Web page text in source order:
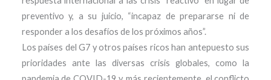
preventivo y, a su juicio, “incapaz de prepararse ni de
responder a los desafíos de los próximos años”.
Los países del G7 y otros países ricos han antepuesto sus
prioridades ante las diversas crisis globales, como la